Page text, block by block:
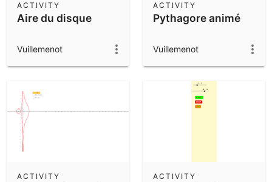
Community Resources
App Downloads
Aire du disque
ACTIVITY
Vuillemenot
Pythagore animé
ACTIVITY
Vuillemenot
ACTIVITY ACTIVITY